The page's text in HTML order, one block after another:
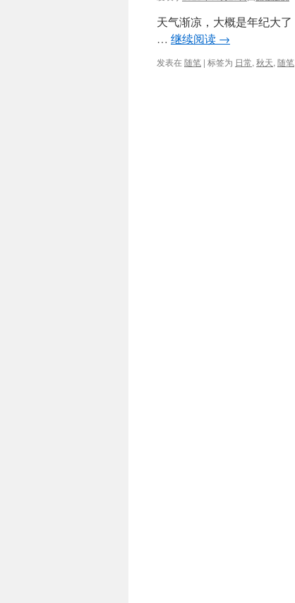
天气渐凉，大概是年纪大
… 继续阅读 →
发表在随笔 | 标签为 日常, 秋天, 随笔